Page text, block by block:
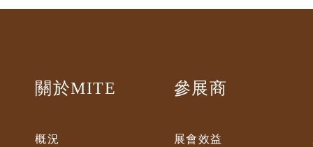
關於MITE
概況
參展商
展會效益